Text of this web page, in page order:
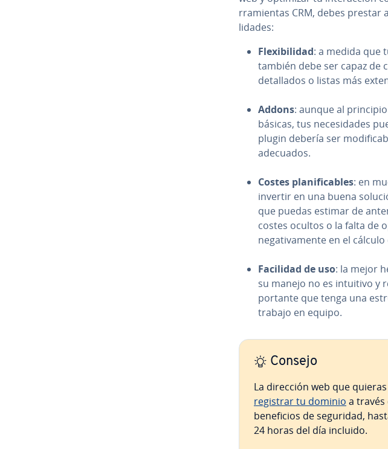
rra­mie­n­tas CRM, debes
li­da­des:
Fle­xi­bi­li­dad: a medida que
también debe ser capaz de
de­ta­lla­dos o listas más
Addons: aunque al
básicas, tus ne­ce­si­da­des
plugin debería ser
adecuados.
Costes pla­ni­fi­ca­bles: en
invertir en una buena
que puedas estimar de
costes ocultos o la falta de
ne­ga­ti­va­me­n­te en el
Facilidad de uso: la mejor
su manejo no es intuitivo y
po­r­ta­n­te que tenga una
trabajo en equipo.
Consejo
La dirección web que
registrar tu dominio a través
be­ne­fi­cios de seguridad,
24 horas del día incluido.